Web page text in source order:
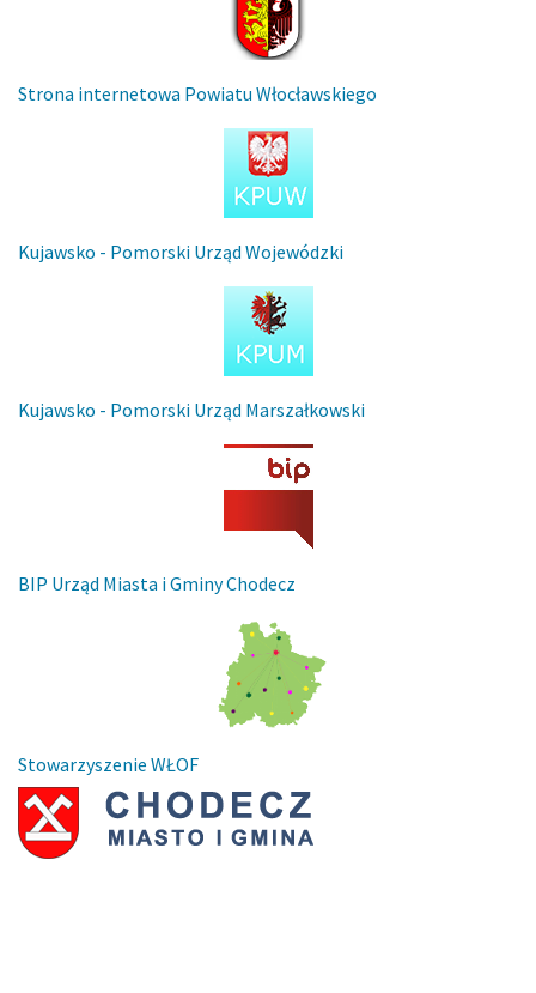
Strona internetowa Powiatu Włocławskiego
Kujawsko - Pomorski Urząd Wojewódzki
Kujawsko - Pomorski Urząd Marszałkowski
BIP Urząd Miasta i Gminy Chodecz
Stowarzyszenie WŁOF